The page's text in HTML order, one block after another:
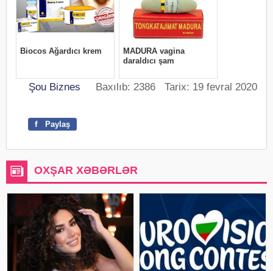
Şou Biznes Baxılıb: 2386 Tarix: 19 fevral 2020
f Paylaş
OXŞAR XƏBƏRLƏR